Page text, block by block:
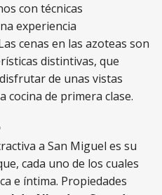
con técnicas
experiencia
cenas en las azoteas son
distintivas, que
de unas vistas
de primera clase.
a San Miguel es su
cada uno de los cuales
e íntima. Propiedades